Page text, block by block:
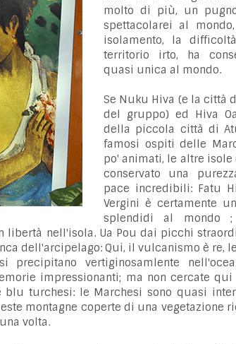
molto di più, un
spettacolarei al
isolamento, la
territorio irto, ha
quasi unica al mondo.
Se Nuku Hiva (e la città
del gruppo) ed Hiva
della piccola città di
famosi ospiti delle
po' animati, le altre
conservato una
pace incredibili: Fatu
Vergini è certamente
splendidi al mondo
nell'isola. Ua Pou dai picchi
dell'arcipelago: Qui, il vulcanismo è re,
vertiginosamlente
impressionanti; ma non cercate
turchesi: le Marchesi sono quasi
montagne coperte di una vegetazione
volta.